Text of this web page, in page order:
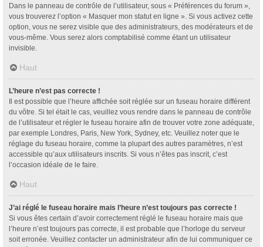
Dans le panneau de contrôle de l’utilisateur, sous « Préférences du forum »,
vous trouverez l’option « Masquer mon statut en ligne ». Si vous activez cette
option, vous ne serez visible que des administrateurs, des modérateurs et de
vous-même. Vous serez alors comptabilisé comme étant un utilisateur
invisible.
Haut
L’heure n’est pas correcte !
Il est possible que l’heure affichée soit réglée sur un fuseau horaire différent
du vôtre. Si tel était le cas, veuillez vous rendre dans le panneau de contrôle
de l’utilisateur et régler le fuseau horaire afin de trouver votre zone adéquate,
par exemple Londres, Paris, New York, Sydney, etc. Veuillez noter que le
réglage du fuseau horaire, comme la plupart des autres paramètres, n’est
accessible qu’aux utilisateurs inscrits. Si vous n’êtes pas inscrit, c’est
l’occasion idéale de le faire.
Haut
J’ai réglé le fuseau horaire mais l’heure n’est toujours pas correcte !
Si vous êtes certain d’avoir correctement réglé le fuseau horaire mais que
l’heure n’est toujours pas correcte, il est probable que l’horloge du serveur
soit erronée. Veuillez contacter un administrateur afin de lui communiquer ce